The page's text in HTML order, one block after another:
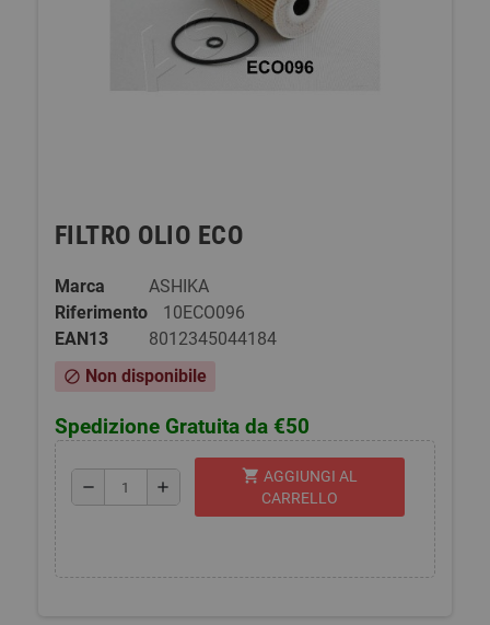
FILTRO OLIO ECO
Marca
ASHIKA
Riferimento
10ECO096
EAN13
8012345044184
block Non disponibile
Spedizione Gratuita da €50
remove add
shopping_cart AGGIUNGI AL
CARRELLO